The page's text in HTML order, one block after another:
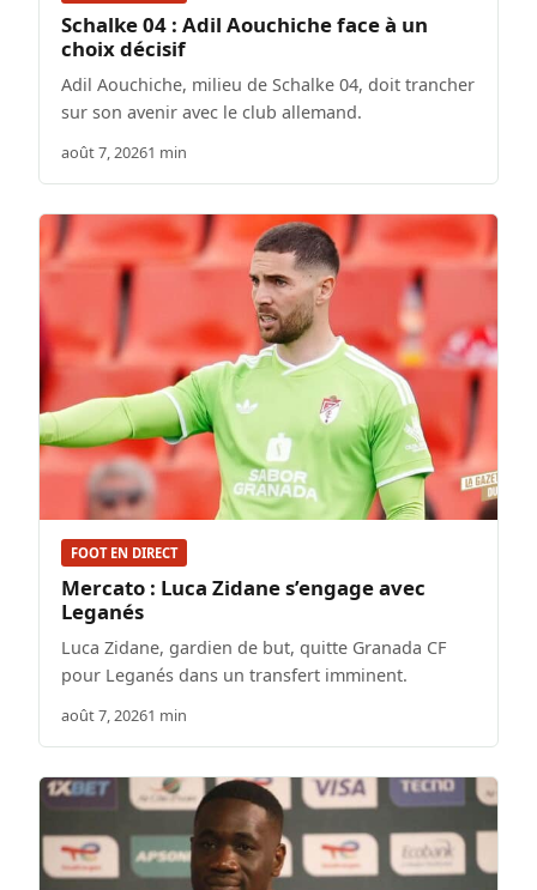
Schalke 04 : Adil Aouchiche face à un
choix décisif
Adil Aouchiche, milieu de Schalke 04, doit trancher
sur son avenir avec le club allemand.
août 7, 20261 min
FOOT EN DIRECT
Mercato : Luca Zidane s’engage avec
Leganés
Luca Zidane, gardien de but, quitte Granada CF
pour Leganés dans un transfert imminent.
août 7, 20261 min